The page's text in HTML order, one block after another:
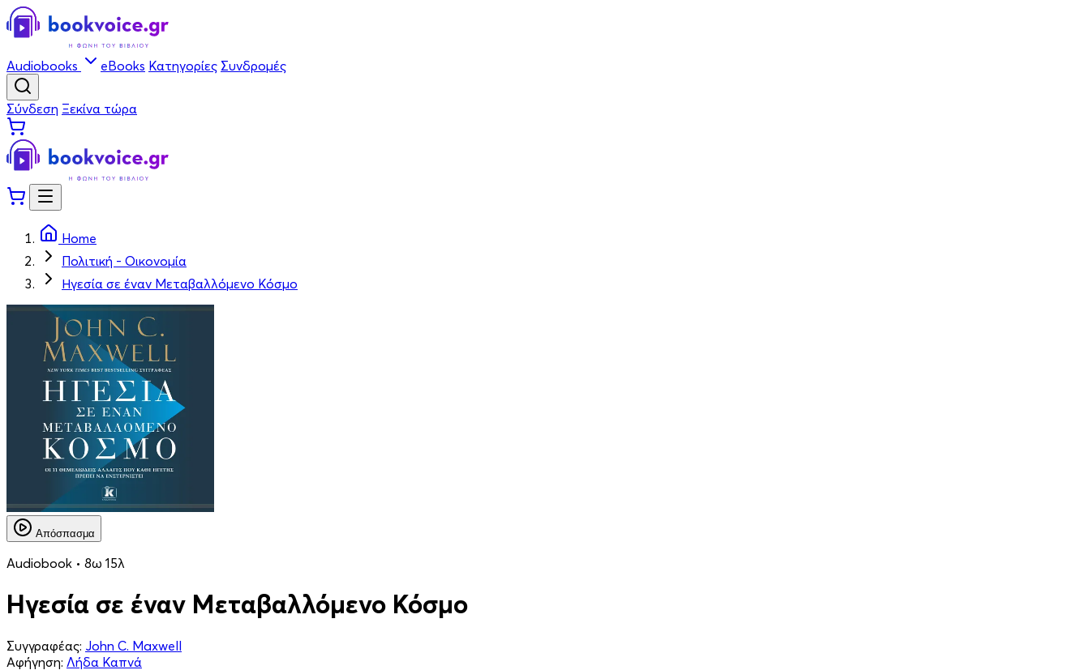
Audiobooks eBooks Κατηγορίες Συνδρομές
Σύνδεση Ξεκίνα τώρα
Home
Πολιτική - Οικονομία
Ηγεσία σε έναν Μεταβαλλόμενο Κόσμο
Απόσπασμα
Audiobook • 8ω 15λ
Ηγεσία σε έναν Μεταβαλλόμενο Κόσμο
Συγγραφέας: John C. Maxwell
Αφήγηση: Λήδα Καπνά